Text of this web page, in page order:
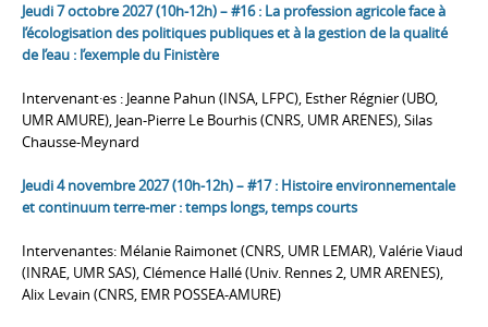
Jeudi 7 octobre 2027 (10h-12h) – #16 : La profession agricole face à
l’écologisation des politiques publiques et à la gestion de la qualité
de l’eau : l’exemple du Finistère
Intervenant·es : Jeanne Pahun (INSA, LFPC), Esther Régnier (UBO,
UMR AMURE), Jean-Pierre Le Bourhis (CNRS, UMR ARENES), Silas
Chausse-Meynard
Jeudi 4 novembre 2027 (10h-12h) – #17 : Histoire environnementale
et continuum terre-mer : temps longs, temps courts
Intervenantes: Mélanie Raimonet (CNRS, UMR LEMAR), Valérie Viaud
(INRAE, UMR SAS), Clémence Hallé (Univ. Rennes 2, UMR ARENES),
Alix Levain (CNRS, EMR POSSEA-AMURE)